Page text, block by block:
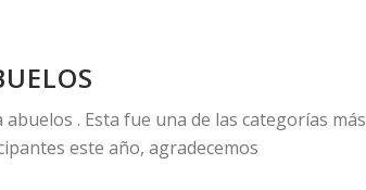
. Esta fue una de las categorías más
este año, agradecemos